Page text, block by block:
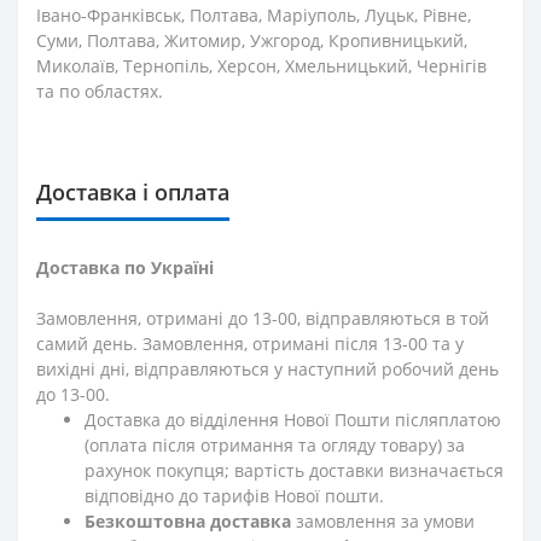
Івано-Франківськ, Полтава, Маріуполь, Луцьк, Рівне,
Суми, Полтава, Житомир, Ужгород, Кропивницький,
Миколаїв, Тернопіль, Херсон, Хмельницький, Чернігів
та по областях.
Доставка і оплата
Доставка по Україні
Замовлення, отримані до 13-00, відправляються в той
самий день. Замовлення, отримані після 13-00 та у
вихідні дні, відправляються у наступний робочий день
до 13-00.
Доставка до відділення Нової Пошти післяплатою
(оплата після отримання та огляду товару) за
рахунок покупця; вартість доставки визначається
відповідно до тарифів Нової пошти.
Безкоштовна доставка замовлення за умови